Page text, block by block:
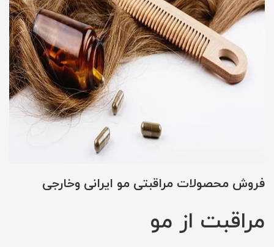
فروش محصولات مراقبتی مو ایرانی وخارجی
مراقبت از مو